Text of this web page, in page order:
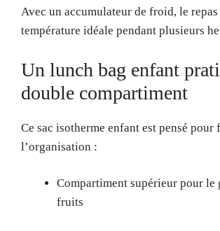
Avec un accumulateur de froid, le repas
température idéale pendant plusieurs
Un lunch bag enfant
double compartiment
Ce sac isotherme enfant est pensé
l’organisation :
Compartiment supérieur pour le
fruits